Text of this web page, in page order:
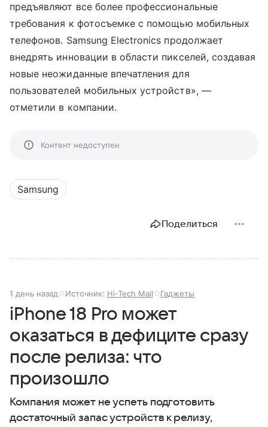
предъявляют все более профессиональные
требования к фотосъемке с помощью мобильных
телефонов. Samsung Electronics продолжает
внедрять инновации в области пикселей, создавая
новые неожиданные впечатления для
пользователей мобильных устройств», —
отметили в компании.
Контент недоступен
Samsung
Поделиться
1 день назад Источник: Hi-Tech Mail Гаджеты
iPhone 18 Pro может
оказаться в дефиците сразу
после релиза: что
произошло
Компания может не успеть подготовить
достаточный запас устройств к релизу,